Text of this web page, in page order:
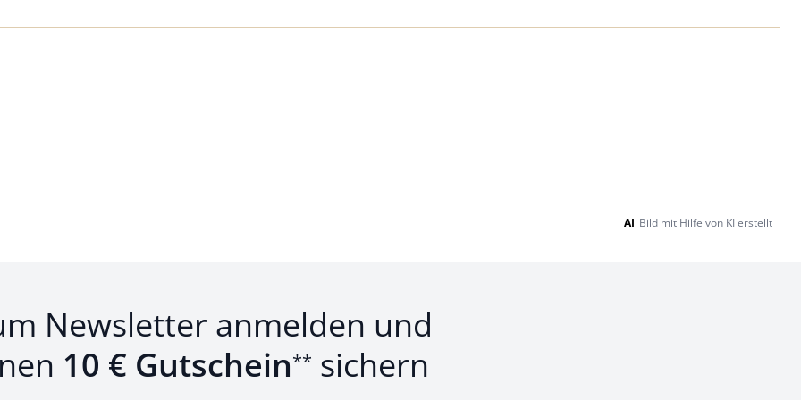
AI Bild mit Hilfe von KI erstellt
Newsletter anmelden und
10 € Gutschein** sichern